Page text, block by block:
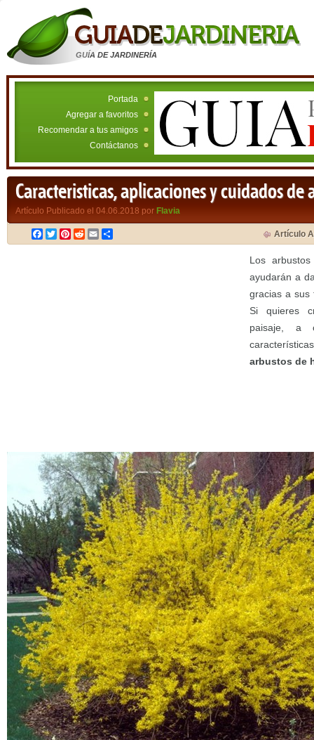
GUÍA DE JARDINERÍA
Portada
Agregar a favoritos
Recomendar a tus amigos
Contáctanos
Caracteristicas, aplicaciones y cuidados de
Artículo Publicado el 04.06.2018 por Flavia
Facebook
TwitterPinterest
RedditEmail Artículo
Los
ayudarán a
gracias a sus
Si quieres
paisaje, a
arbustos de